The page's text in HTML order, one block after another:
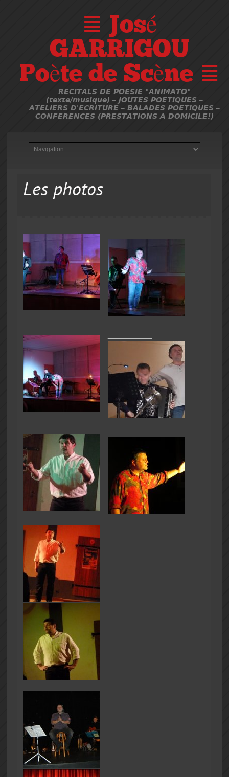
≣ José
GARRIGOU
Poète de Scène ≣
RECITALS DE POESIE "ANIMATO"
(texte/musique) – JOUTES POETIQUES –
ATELIERS D'ECRITURE – BALADES POETIQUES –
CONFERENCES (PRESTATIONS A DOMICILE!)
Les photos